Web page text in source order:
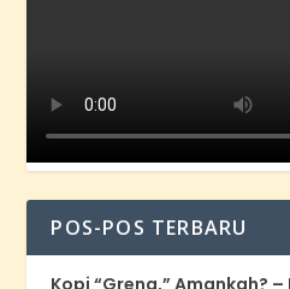
POS-POS TERBARU